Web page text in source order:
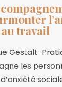
travail
Gestalt-
les